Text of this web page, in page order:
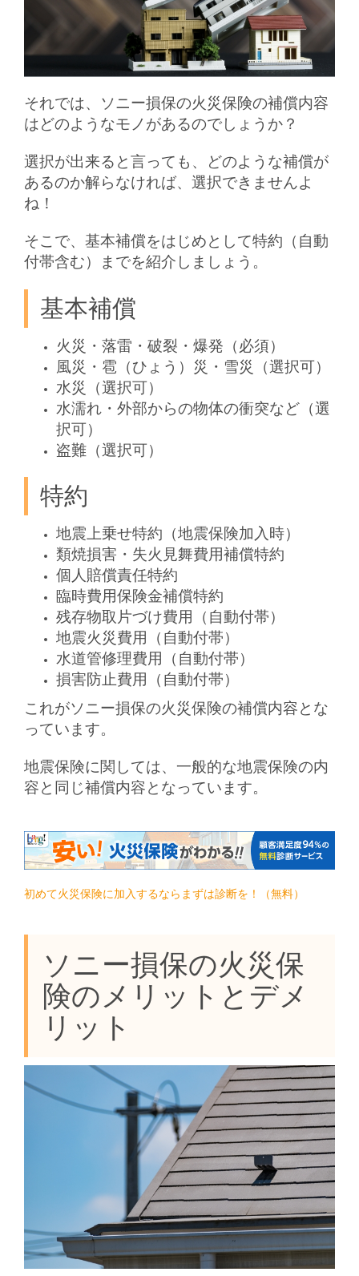
それでは、ソニー損保の火災保険の補償内容
はどのようなモノがあるのでしょうか？
選択が出来ると言っても、どのような補償が
あるのか解らなければ、選択できませんよ
ね！
そこで、基本補償をはじめとして特約（自動
付帯含む）までを紹介しましょう。
基本補償
火災・落雷・破裂・爆発（必須）
風災・雹（ひょう）災・雪災（選択可）
水災（選択可）
水濡れ・外部からの物体の衝突など（選
択可）
盗難（選択可）
特約
地震上乗せ特約（地震保険加入時）
類焼損害・失火見舞費用補償特約
個人賠償責任特約
臨時費用保険金補償特約
残存物取片づけ費用（自動付帯）
地震火災費用（自動付帯）
水道管修理費用（自動付帯）
損害防止費用（自動付帯）
これがソニー損保の火災保険の補償内容とな
っています。
地震保険に関しては、一般的な地震保険の内
容と同じ補償内容となっています。
初めて火災保険に加入するならまずは診断を！（無料）
ソニー損保の火災保
険のメリットとデメ
リット